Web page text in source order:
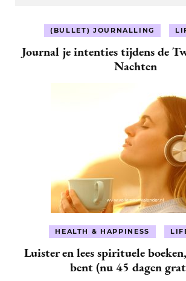
(BULLET) JOURNALLING
Journal je intenties tijdens de
Nachten
HEALTH & HAPPINESS
Luister en lees spirituele
bent (nu 45 dagen